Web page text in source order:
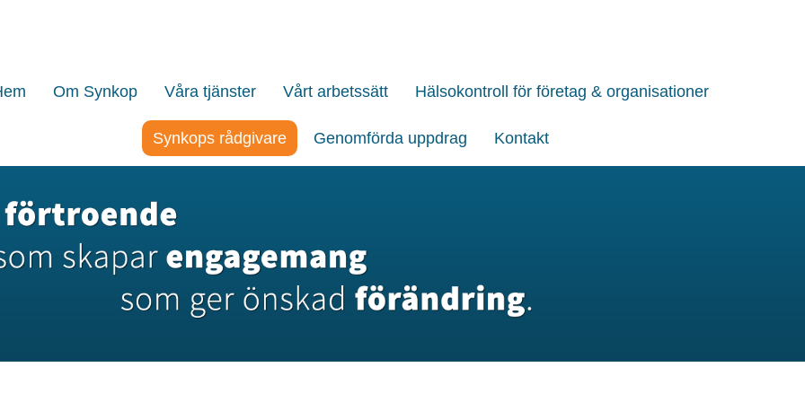
Om Synkop Våra tjänster Vårt arbetssätt Hälsokontroll för företag & organisationer
Synkops rådgivare Genomförda uppdrag Kontakt